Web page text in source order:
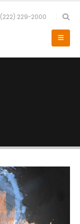
(222) 229-2000